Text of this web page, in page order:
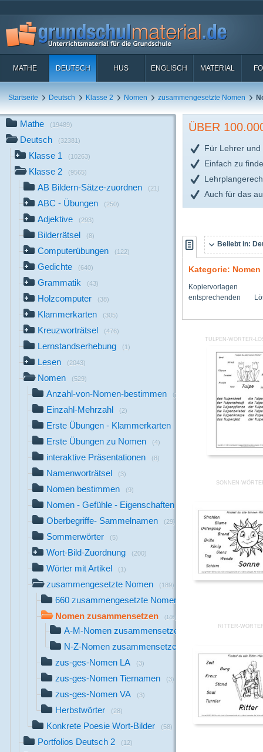
MATHE DEUTSCH HUS ENGLISCH MATERIAL
Startseite Deutsch Klasse 2 Nomen zusammengesetzte Nomen
Mathe (19489)
Deutsch (32381)
Klasse 1 (10263)
Klasse 2 (9565)
AB Bildern-Sätze-zuordnen (21)
ABC - Übungen (250)
Adjektive (293)
Bilderrätsel (8)
Computerübungen (122)
Gedichte (640)
Grammatik (43)
Holzcomputer (38)
Klammerkarten (305)
Kreuzworträtsel (476)
Lernstandserhebung (1)
Lesen (2043)
Nomen (529)
Anzahl-von-Nomen-bestimmen (2)
Einzahl-Mehrzahl (2)
Erste Übungen - Klammerkarten
Erste Übungen zu Nomen (4)
interaktive Präsentationen (8)
Namenworträtsel (3)
Nomen bestimmen (9)
Nomen - Gefühle - Eigenschaften
Oberbegriffe- Sammelnamen (29)
Sommerwörter (5)
Wort-Bild-Zuordnung (200)
Wörter mit Artikel (1)
zusammengesetzte Nomen (189)
660 zusammengesetzte Nomen
Nomen zusammensetzen (146)
A-M-Nomen zusammensetzen
N-Z-Nomen zusammensetzen
zus-ges-Nomen LA (3)
zus-ges-Nomen Tiernamen (3)
zus-ges-Nomen VA (3)
Herbstwörter (28)
Konkrete Poesie Wort-Bilder (58)
Portfolios Deutsch 2 (12)
ÜBER
Für Lehrer und
Einfach zu
Auch für das
Beliebt in:
Kategorie:
entsprechenden
TULPEN-WÖRTER-
SONNEN-
RITTER-